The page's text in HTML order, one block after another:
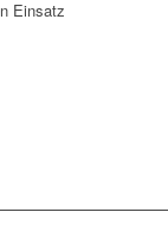
Einsatz